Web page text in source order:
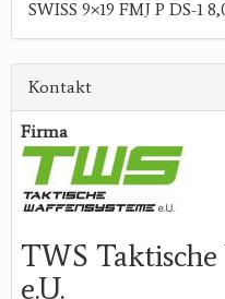
SWISS 9×19 FMJ P DS-1
Kontakt
Firma
TWS Taktische
e.U.